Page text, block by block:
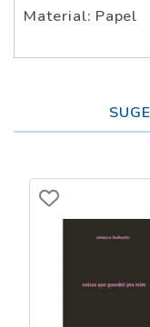
Material: Papel